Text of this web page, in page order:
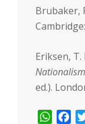
Brubaker,
Eriksen, T.
ed.).